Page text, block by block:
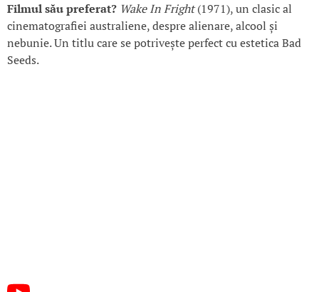
Filmul său preferat? Wake In Fright(1971), un clasic al
cinematografiei australiene, despre alienare, alcool și
nebunie. Un titlu care se potrivește perfect cu estetica Bad
Seeds.